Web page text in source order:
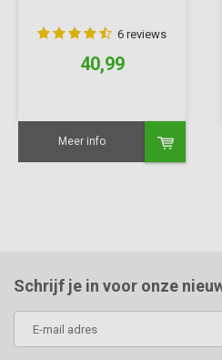
6 reviews
40,99
Meer info
Schrijf je in voor onze